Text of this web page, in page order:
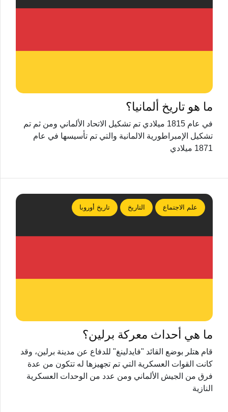
ما هو تاريخ ألمانيا؟
في عام 1815 ميلادي تم تشكيل الاتحاد الألماني ومن ثم تم
تشكيل الإمبراطورية الالمانية والتي تم تأسيسها في عام
1871 ميلادي
علم الاجتماع التاريخ تاريخ أوروبا
ما هي أحداث معركة برلين؟
قام هتلر بوضع القائد "فايدلينغ" للدفاع عن مدينة برلين، وقد
كانت القوات العسكرية التي تم تجهيزها له تتكون من عدة
فرق من الجيش الألماني ومن عدد من الوحدات العسكرية
النازية